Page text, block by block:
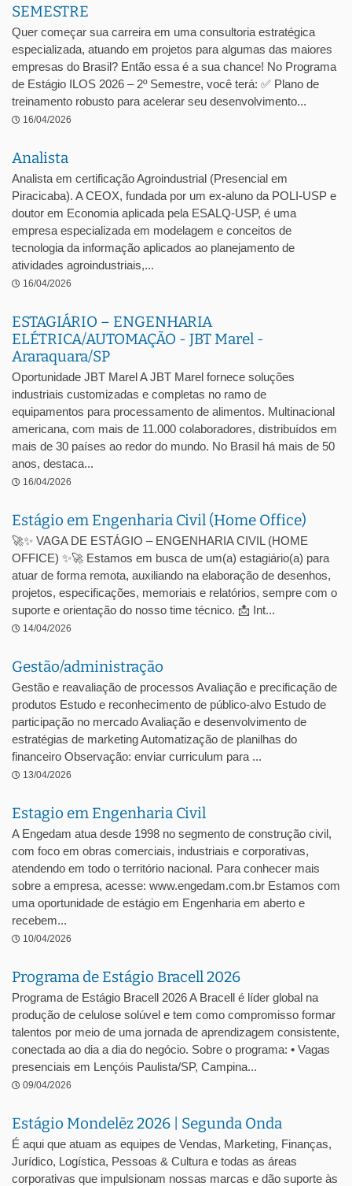
SEMESTRE
Quer começar sua carreira em uma consultoria estratégica
especializada, atuando em projetos para algumas das maiores
empresas do Brasil? Então essa é a sua chance! No Programa
de Estágio ILOS 2026 – 2º Semestre, você terá: ✅ Plano de
treinamento robusto para acelerar seu desenvolvimento...
16/04/2026
Analista
Analista em certificação Agroindustrial (Presencial em
Piracicaba). A CEOX, fundada por um ex-aluno da POLI-USP e
doutor em Economia aplicada pela ESALQ-USP, é uma
empresa especializada em modelagem e conceitos de
tecnologia da informação aplicados ao planejamento de
atividades agroindustriais,...
16/04/2026
ESTAGIÁRIO – ENGENHARIA
ELÉTRICA/AUTOMAÇÃO - JBT Marel -
Araraquara/SP
Oportunidade JBT Marel A JBT Marel fornece soluções
industriais customizadas e completas no ramo de
equipamentos para processamento de alimentos. Multinacional
americana, com mais de 11.000 colaboradores, distribuídos em
mais de 30 países ao redor do mundo. No Brasil há mais de 50
anos, destaca...
16/04/2026
Estágio em Engenharia Civil (Home Office)
🚀✨ VAGA DE ESTÁGIO – ENGENHARIA CIVIL (HOME
OFFICE) ✨🚀 Estamos em busca de um(a) estagiário(a) para
atuar de forma remota, auxiliando na elaboração de desenhos,
projetos, especificações, memoriais e relatórios, sempre com o
suporte e orientação do nosso time técnico. 📩 Int...
14/04/2026
Gestão/administração
Gestão e reavaliação de processos Avaliação e precificação de
produtos Estudo e reconhecimento de público-alvo Estudo de
participação no mercado Avaliação e desenvolvimento de
estratégias de marketing Automatização de planilhas do
financeiro Observação: enviar curriculum para ...
13/04/2026
Estagio em Engenharia Civil
A Engedam atua desde 1998 no segmento de construção civil,
com foco em obras comerciais, industriais e corporativas,
atendendo em todo o território nacional. Para conhecer mais
sobre a empresa, acesse: www.engedam.com.br Estamos com
uma oportunidade de estágio em Engenharia em aberto e
recebem...
10/04/2026
Programa de Estágio Bracell 2026
Programa de Estágio Bracell 2026 A Bracell é líder global na
produção de celulose solúvel e tem como compromisso formar
talentos por meio de uma jornada de aprendizagem consistente,
conectada ao dia a dia do negócio. Sobre o programa: • Vagas
presenciais em Lençóis Paulista/SP, Campina...
09/04/2026
Estágio Mondelēz 2026 | Segunda Onda
É aqui que atuam as equipes de Vendas, Marketing, Finanças,
Jurídico, Logística, Pessoas & Cultura e todas as áreas
corporativas que impulsionam nossas marcas e dão suporte às